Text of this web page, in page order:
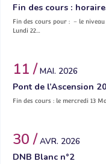
Fin des cours :
Fin des cours pour : – le niveau
Lundi 22…
11 / MAI. 2026
Pont de l’Ascension
Fin des cours : le mercredi 13
30 / AVR. 2026
DNB Blanc n°2